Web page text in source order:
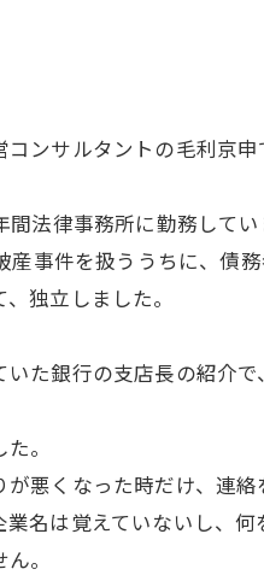
ンサルタントの毛利京申
法律事務所に勤務してい
事件を扱ううちに、債
独立しました。
た銀行の支店長の紹介
。
悪くなった時だけ、連
名は覚えていないし、
。